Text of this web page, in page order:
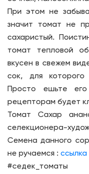
При этом не
значит томат не
сахаристый.
томат тепловой
вкусен в свежем
сок, для
Просто ешьте
рецепторам будет
Томат Сахар
селекционера-
Семена данного
не ручаемся : ссылка
#седек_томаты